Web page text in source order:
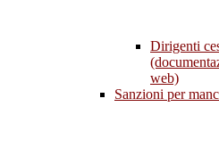
Dirigenti
web)
Sanzioni per